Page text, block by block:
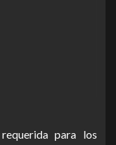
para los